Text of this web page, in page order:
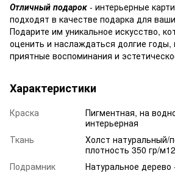
Отличный подарок - интерьерные
подходят в качестве подарка для
Подарите им уникальное искусство,
оценить и наслаждаться долгие
приятные воспоминания и
Характеристики
Краска
Пигментная, на
интерьерная
Ткань
Холст натуральный/
плотность 350 гр/м12
Подрамник
Натуральное